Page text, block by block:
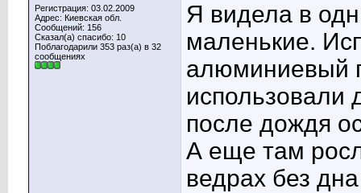
Регистрация: 03.02.2009
Адрес: Киевская обл.
Сообщений: 156
Сказал(а) спасибо: 10
Поблагодарили 353 раз(а) в 32
сообщениях
Я видела в
маленькие.
алюминиевый
использовали
после дождя
А еще там
ведрах без